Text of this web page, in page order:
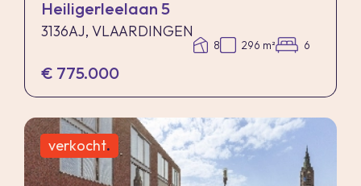
Heiligerleelaan 5
3136AJ, VLAARDINGEN
8 296 m² 6
€ 775.000
verkocht.